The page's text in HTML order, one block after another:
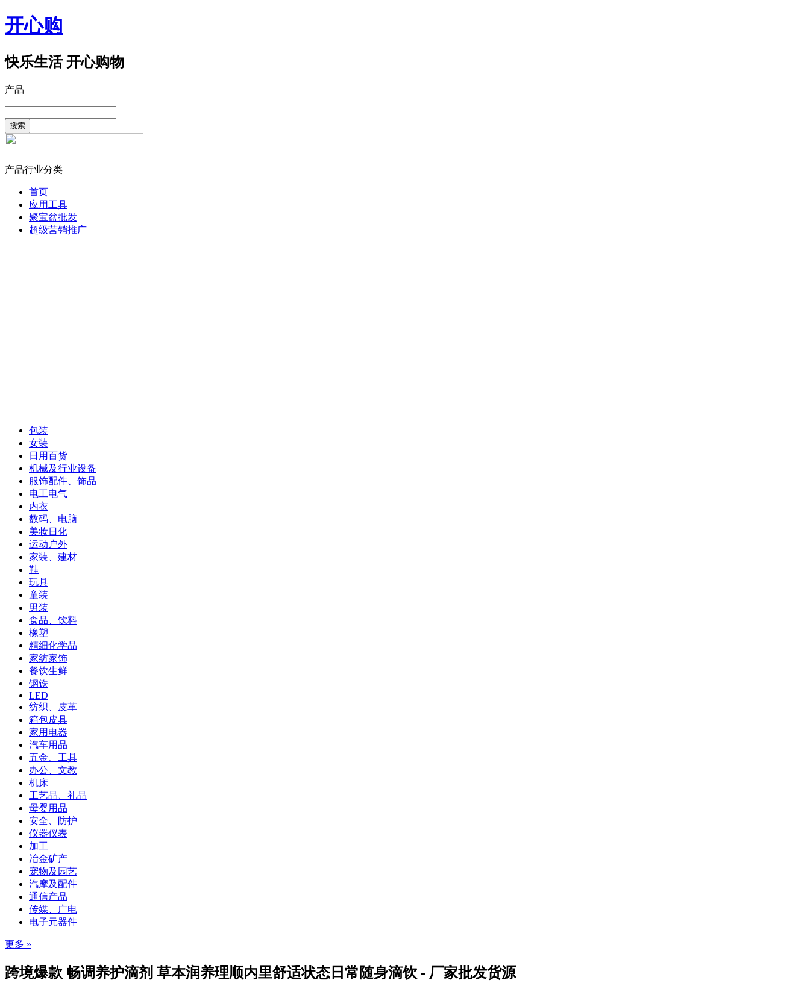
开心购
快乐生活 开心购物
产品
搜索
产品行业分类
首页
应用工具
聚宝盆批发
超级营销推广
包装
女装
日用百货
机械及行业设备
服饰配件、饰品
电工电气
内衣
数码、电脑
美妆日化
运动户外
家装、建材
鞋
玩具
童装
男装
食品、饮料
橡塑
精细化学品
家纺家饰
餐饮生鲜
钢铁
LED
纺织、皮革
箱包皮具
家用电器
汽车用品
五金、工具
办公、文教
机床
工艺品、礼品
母婴用品
安全、防护
仪器仪表
加工
冶金矿产
宠物及园艺
汽摩及配件
通信产品
传媒、广电
电子元器件
更多 »
跨境爆款 畅调养护滴剂 草本润养理顺内里舒适状态日常随身滴饮 - 厂家批发货源